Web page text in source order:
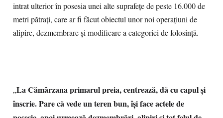
intrat ulterior în posesia unei alte suprafețe de peste 16.000 de
metri pătrați, care ar fi făcut obiectul unor noi operațiuni de
alipire, dezmembrare și modificare a categoriei de folosință.
„La Cămârzana primarul preia, centrează, dă cu capul și
înscrie. Pare că vede un teren bun, își face actele de